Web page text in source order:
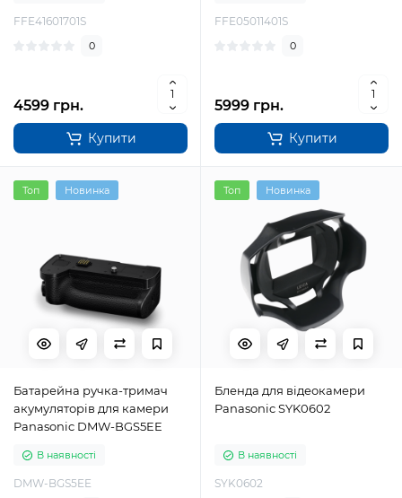
FFE41601701S
0
4599 грн.
Купити
FFE05011401S
0
5999 грн.
Купити
Топ Новинка
Батарейна ручка-тримач
акумуляторів для камери
Panasonic DMW-BGS5EE
В наявності
DMW-BGS5EE
Топ Новинка
Бленда для відеокамери
Panasonic SYK0602
В наявності
SYK0602